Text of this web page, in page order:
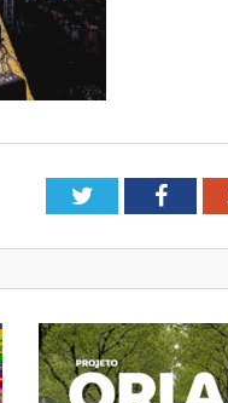
Twitter